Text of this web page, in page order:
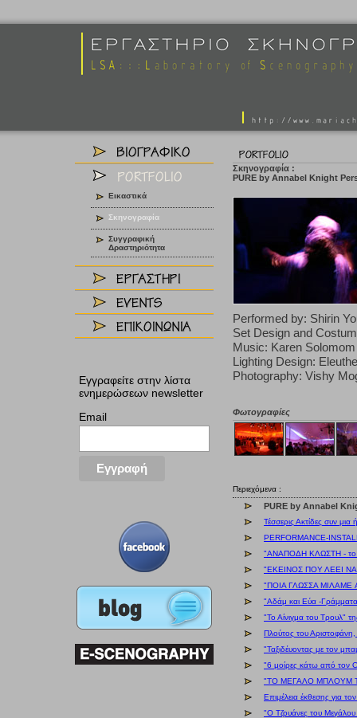
Εικαστικά
Σκηνογραφία
Συγγραφική
Δραστηριότητα
Εγγραφείτε στην λίστα
ενημερώσεων newsletter
Email
Σκηνογραφία :
PURE by Annabel Knight
Performed by: Shirin
Set Design and
Music: Karen Solomom
Lighting Design:
Photography: Vishy
Φωτογραφίες
Περιεχόμενα :
PURE by Annabel
Τέσσερις Ακτίδες συν
PERFORMANCE-
"ΑΝΑΠΟΔΗ ΚΛΩΣΤΗ - το
"ΕΚΕΙΝΟΣ ΠΟΥ ΛΕΕΙ
"ΠΟΙΑ ΓΛΩΣΣΑ ΜΙΛΑΜΕ
"Αδάμ και Εύα -
"Το Αίνιγμα του Τρουλ"
Πλούτος του
"Ταξιδέυοντας με τον
"6 μοίρες κάτω από τον
"ΤΟ ΜΕΓΑΛΟ ΜΠΛΟΥΜ ΤΟΥ
Επιμέλεια έκθεσης για
"Ο Τζουάνες του